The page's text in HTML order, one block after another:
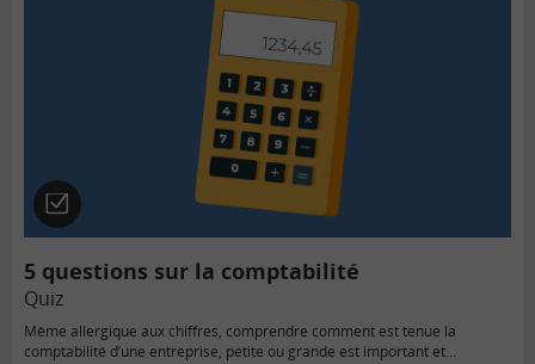
Quiz
5 questions sur la comptabilité
Quiz
Même allergique aux chiffres, comprendre comment est tenue la
comptabilité d’une entreprise, petite ou grande est important et…